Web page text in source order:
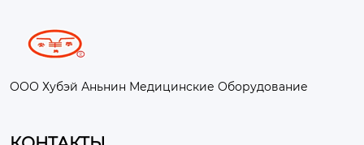
ООО Хубэй Аньнин Медицинские Оборудование